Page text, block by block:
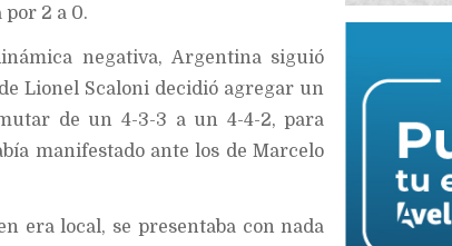
2 a 0.
negativa, Argentina siguió
Lionel Scaloni decidió agregar un
de un 4-3-3 a un 4-4-2, para
manifestado ante los de Marcelo
era local, se presentaba con nada